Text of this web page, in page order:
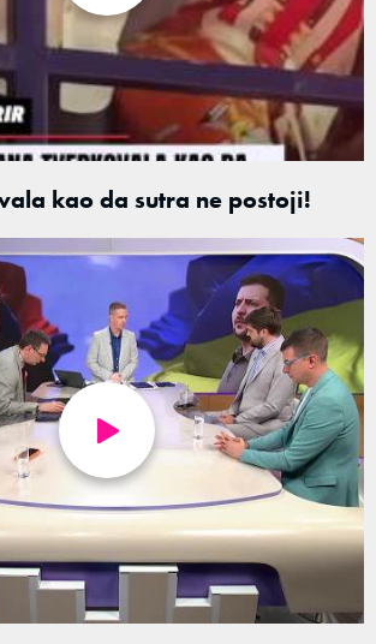
kao da sutra ne postoji!